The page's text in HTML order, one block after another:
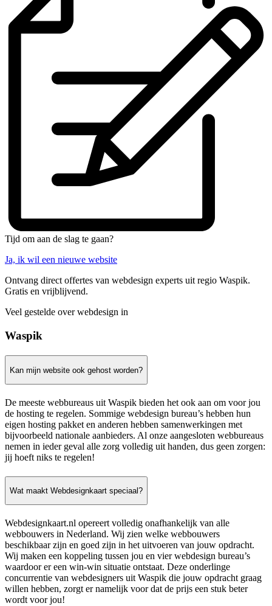
Tijd om aan de slag te gaan?
Ja, ik wil een nieuwe website
Ontvang direct offertes van webdesign experts uit regio Waspik.
Gratis en vrijblijvend.
Veel gestelde over webdesign in
Waspik
Kan mijn website ook gehost worden?
De meeste webbureaus uit Waspik bieden het ook aan om voor jou
de hosting te regelen. Sommige webdesign bureau’s hebben hun
eigen hosting pakket en anderen hebben samenwerkingen met
bijvoorbeeld nationale aanbieders. Al onze aangesloten webbureaus
nemen in ieder geval alle zorg volledig uit handen, dus geen zorgen:
jij hoeft niks te regelen!
Wat maakt Webdesignkaart speciaal?
Webdesignkaart.nl opereert volledig onafhankelijk van alle
webbouwers in Nederland. Wij zien welke webbouwers
beschikbaar zijn en goed zijn in het uitvoeren van jouw opdracht.
Wij maken een koppeling tussen jou en vier webdesign bureau’s
waardoor er een win-win situatie ontstaat. Deze onderlinge
concurrentie van webdesigners uit Waspik die jouw opdracht graag
willen hebben, zorgt er namelijk voor dat de prijs een stuk beter
wordt voor jou!